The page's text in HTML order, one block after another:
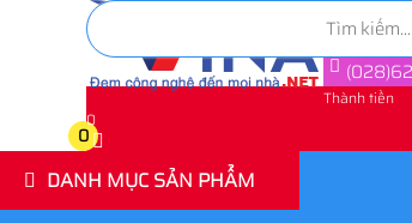
Thành tiền
0
0
DANH MỤC SẢN PHẨM